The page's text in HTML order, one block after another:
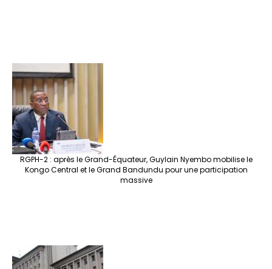
RGPH-2 : après le Grand-Équateur, Guylain Nyembo mobilise le
Kongo Central et le Grand Bandundu pour une participation
massive